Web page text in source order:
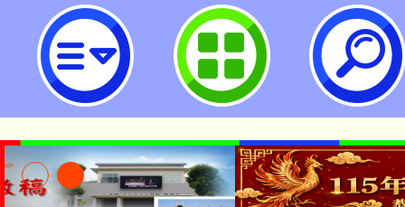
neilrpjhstyc網站設計者：徐嘉